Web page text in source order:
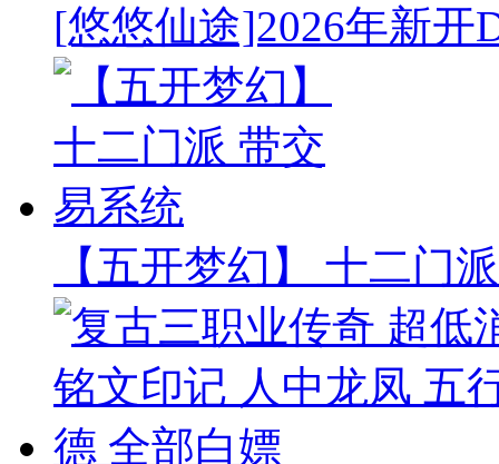
[悠悠仙途]2026年新开
【五开梦幻】 十二门